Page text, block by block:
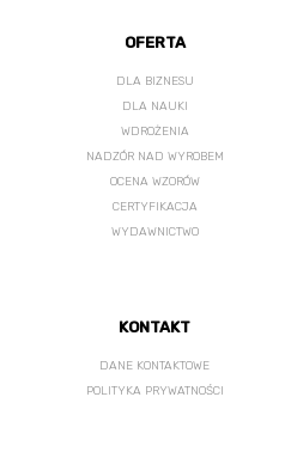
OFERTA
DLA BIZNESU
DLA NAUKI
WDROŻENIA
NADZÓR NAD WYROBEM
OCENA WZORÓW
CERTYFIKACJA
WYDAWNICTWO
KONTAKT
DANE KONTAKTOWE
POLITYKA PRYWATNOŚCI